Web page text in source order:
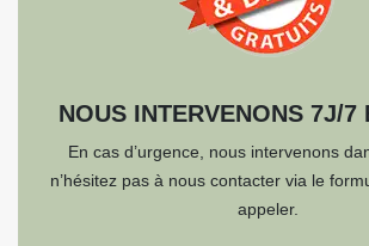
NOUS INTERVENONS 7J/7
En cas d’urgence, nous intervenons
n’hésitez pas à nous contacter via le
appeler.